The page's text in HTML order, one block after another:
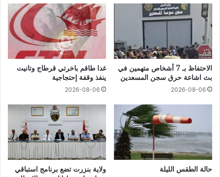
الاحتفاظ بـ 7 أشخاص متهمين في
بث اشاعة حرق سجن المسعدين
2026-08-06
غدا طاقم باخرتي قرطاج وتانيت
ينفذ وقفة إحتجاجية
2026-08-06
حالة الطقس الليلة
ولاية بنزرت تضع برنامج استباقي